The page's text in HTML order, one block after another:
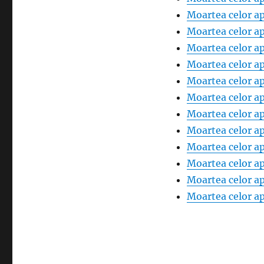
Moartea celor
Moartea celor
Moartea celor
Moartea celor
Moartea celor
Moartea celor
Moartea celor
Moartea celor
Moartea celor
Moartea celor
Moartea celor
Moartea celor